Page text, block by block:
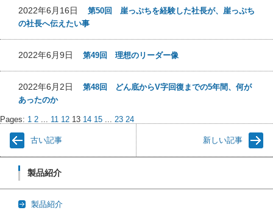
2022年6月16日 第50回 崖っぷちを経験した社長が、崖っぷち
の社長へ伝えたい事
2022年6月9日 第49回 理想のリーダー像
2022年6月2日 第48回 どん底からV字回復までの5年間、何が
あったのか
Pages: 1 2 ... 11 12 13 14 15 ... 23 24
古い記事 新しい記事
製品紹介
製品紹介